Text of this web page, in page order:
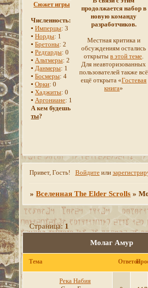
Сюжет игры
Численность:
▪Имперцы: 3
▪Норды: 1
▪Бретоны: 2
▪Редгарды: 0
▪Альтмеры: 2
▪Данмеры: 1
▪Босмеры: 4
▪Орки: 0
▪Хаджиты: 0
▪Аргониане: 1
А кем будешь
ты?
продолжается набор в
новую команду
разработчиков.
Местная критика и
обсуждениям остались
открытыв этой теме.
Для неавторизованных
пользователей также всё
ещё открыта «Гостевая
книга»
Привет, Гость! Войдитеили
»Вселенная The Elder Scrolls »
Молаг Амур
Страница:1
Тема Ответов
Река Набия